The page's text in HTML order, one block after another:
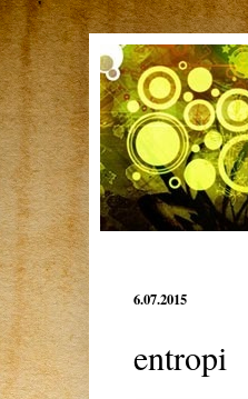
6.07.2015
entropi